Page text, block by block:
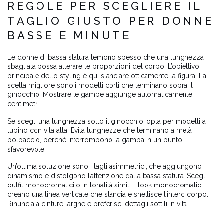
REGOLE PER SCEGLIERE IL
TAGLIO GIUSTO PER DONNE
BASSE E MINUTE
Le donne di bassa statura temono spesso che una lunghezza
sbagliata possa alterare le proporzioni del corpo. L’obiettivo
principale dello styling è qui slanciare otticamente la figura. La
scelta migliore sono i modelli corti che terminano sopra il
ginocchio. Mostrare le gambe aggiunge automaticamente
centimetri.
Se scegli una lunghezza sotto il ginocchio, opta per modelli a
tubino con vita alta. Evita lunghezze che terminano a metà
polpaccio, perché interrompono la gamba in un punto
sfavorevole.
Un’ottima soluzione sono i tagli asimmetrici, che aggiungono
dinamismo e distolgono l’attenzione dalla bassa statura. Scegli
outfit monocromatici o in tonalità simili. I look monocromatici
creano una linea verticale che slancia e snellisce l’intero corpo.
Rinuncia a cinture larghe e preferisci dettagli sottili in vita.